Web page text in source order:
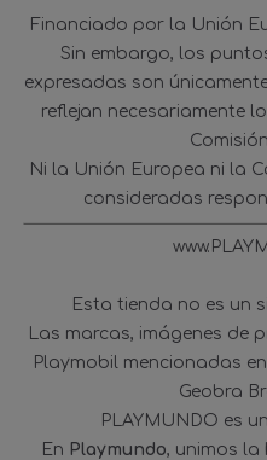
Financiado por la Unión
Sin embargo, los
expresadas son
reflejan necesariamente
Ni la Unión Europea ni la
consideradas
Esta tienda no es un
Las marcas, imágenes de
Playmobil mencionadas
Geobra
PLAYMUNDO es
En Playmundo, unimos